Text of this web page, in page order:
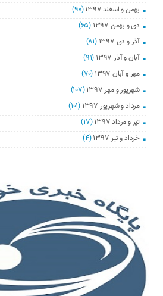
بهمن و اسفند ۱۳۹۷
(۹۰)
دی و بهمن ۱۳۹۷
(۶۵)
آذر و دی ۱۳۹۷
(۸۱)
آبان و آذر ۱۳۹۷
(۹۱)
مهر و آبان ۱۳۹۷
(۷۰)
شهریور و مهر ۱۳۹۷
(۱۰۷)
مرداد و شهریور ۱۳۹۷
(۱۰۱)
تیر و مرداد ۱۳۹۷
(۱۷)
خرداد و تیر ۱۳۹۷
(۴)